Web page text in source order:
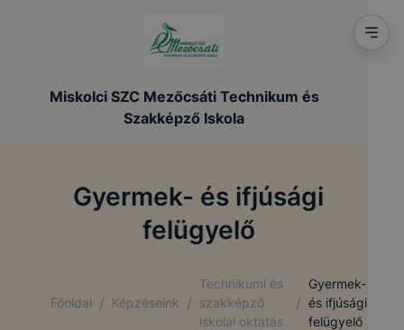
Miskolci SZC Mezőcsáti Technikum és
Szakképző Iskola
Gyermek- és ifjúsági
felügyelő
Főoldal / Képzéseink /
Technikumi és
szakképző
iskolai oktatás
/
Gyermek-
és ifjúsági
felügyelő